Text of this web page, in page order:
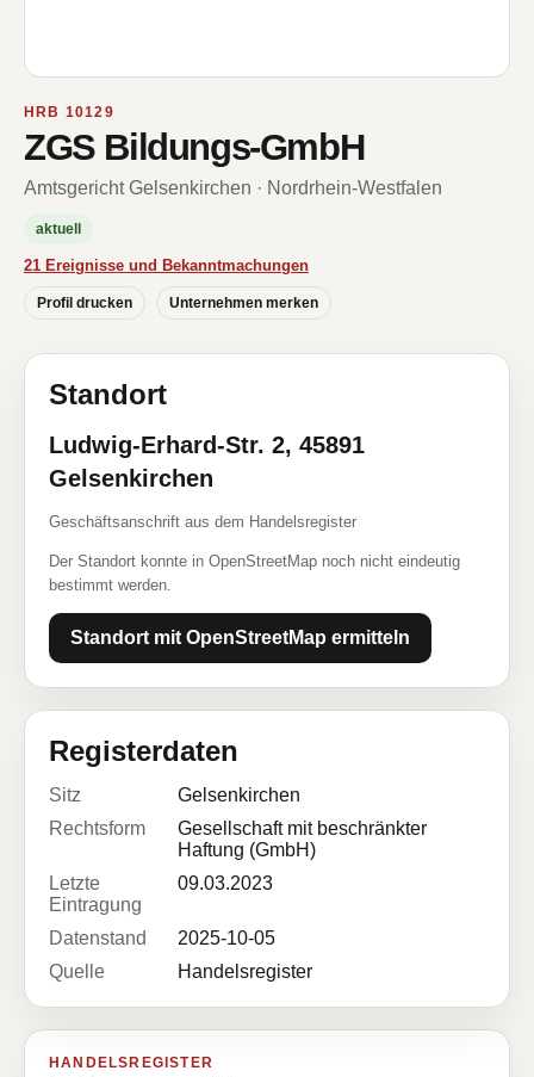
HRB 10129
ZGS Bildungs-GmbH
Amtsgericht Gelsenkirchen · Nordrhein-Westfalen
aktuell
21 Ereignisse und Bekanntmachungen
Profil drucken Unternehmen merken
Standort
Ludwig-Erhard-Str. 2, 45891
Gelsenkirchen
Geschäftsanschrift aus dem Handelsregister
Der Standort konnte in OpenStreetMap noch nicht eindeutig
bestimmt werden.
Standort mit OpenStreetMap ermitteln
Registerdaten
Sitz
Gelsenkirchen
Rechtsform
Gesellschaft mit beschränkter
Haftung (GmbH)
Letzte
Eintragung
09.03.2023
Datenstand
2025-10-05
Quelle
Handelsregister
HANDELSREGISTER